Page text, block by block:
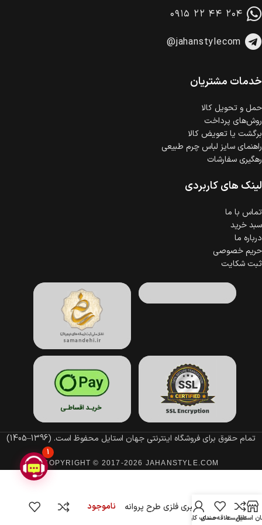
در هنگام خرید محصول، امکان انتخاب پرداخت در محل
وجود دارد.
خرید اقساطی با شرایط آسان و بدون ضامن امکان‌پذیر
است.
گارانتی معتبر برای تمامی محصولات ارائه می‌شود.
۰۹۱۵ ۲۲ ۴۴ ۲۰۴
@jahanstylecom
خدمات مشتریان
حمل‌ و تحویل کالا
روش‌های پرداخت
برگشت یا تعویض کالا
راهنمای سایز لباس چرم طبیعی
رهگیری سفارشات
لینک های کاربردی
تماس با ما
سبد خرید
درباره ما
حریم خصوصی
ثبت شکایت
تمام حقوق برای فروشگاه اینترنتی جهان استایل محفوظ است. (1396–1405)
COPYRIGHT © 2017-2026 JAHANSTYLE.COM
گیره مو انبری فلزی طرح پروانه ناموجود
استایلمقایسهعلاقه مندی
حساب کاربری
1